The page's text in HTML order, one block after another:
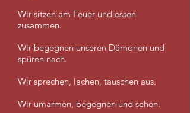
Wir sitzen am Feuer und essen
zusammen.
Wir begegnen unseren Dämonen und
spüren nach.
Wir sprechen, lachen, tauschen aus.
Wir umarmen, begegnen und sehen.